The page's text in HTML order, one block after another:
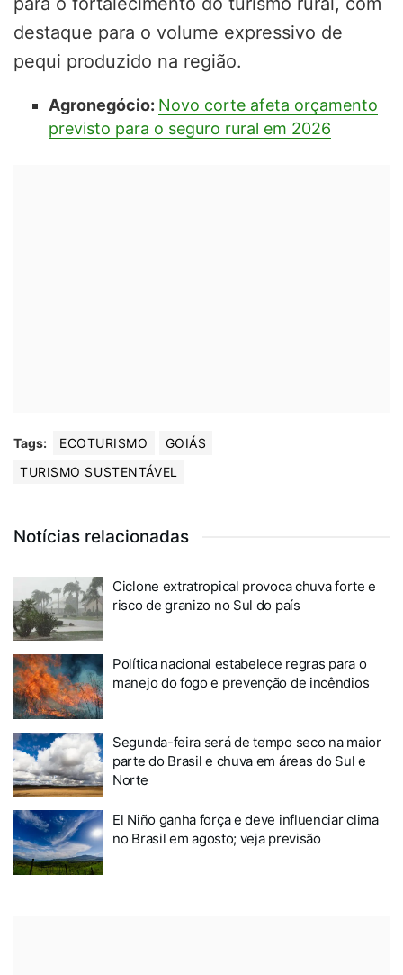
destaque para o volume expressivo de
pequi produzido na região.
Agronegócio: Novo corte afeta orçamento
previsto para o seguro rural em 2026
Tags: ECOTURISMO
GOIÁS
TURISMO SUSTENTÁVEL
Notícias relacionadas
Ciclone extratropical provoca chuva forte e
risco de granizo no Sul do país
Política nacional estabelece regras para o
manejo do fogo e prevenção de incêndios
Segunda-feira será de tempo seco na maior
parte do Brasil e chuva em áreas do Sul e
Norte
El Niño ganha força e deve influenciar clima
no Brasil em agosto; veja previsão